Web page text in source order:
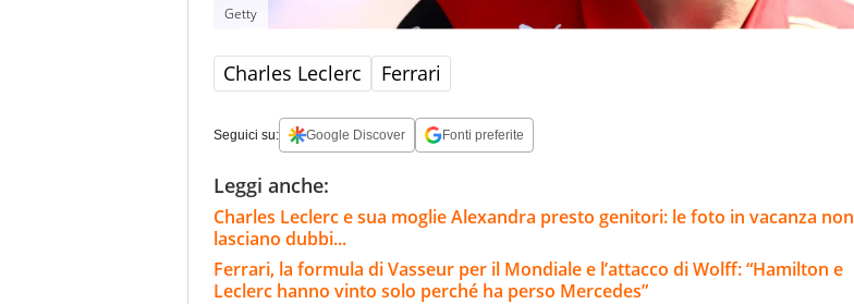
Getty
Charles Leclerc Ferrari
Seguici su: Google Discover Fonti preferite
Leggi anche:
Charles Leclerc e sua moglie Alexandra presto genitori: le foto in vacanza non
lasciano dubbi...
Ferrari, la formula di Vasseur per il Mondiale e l’attacco di Wolff: “Hamilton e
Leclerc hanno vinto solo perché ha perso Mercedes”